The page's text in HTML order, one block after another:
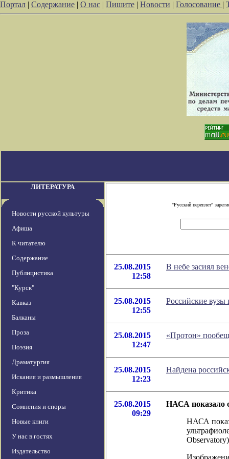
Портал | Содержание | О нас | Пишите | Новости | Голосование |
ЛИТЕРАТУРА
Новости русской культуры
Афиша
К читателю
Содержание
Публицистика
"Курск"
Кавказ
Балканы
Проза
Поэзия
Драматургия
Искания и размышления
Критика
Сомнения и споры
Новые книги
У нас в гостях
Издательство
"Русский переплет"
25.08.2015
12:58
В небе засиял
25.08.2015
12:55
Российские вузы
25.08.2015
12:47
«Протон»
25.08.2015
12:23
Найдена
25.08.2015
09:29
НАСА показало
НАСА